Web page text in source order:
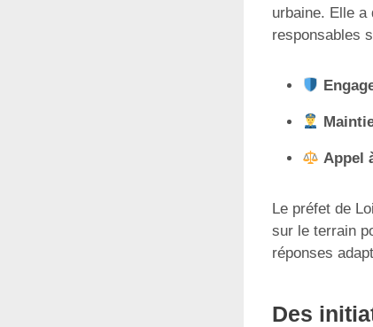
urbaine. Elle a
responsables
Appel
Le préfet de
sur le terrain
réponses
Des